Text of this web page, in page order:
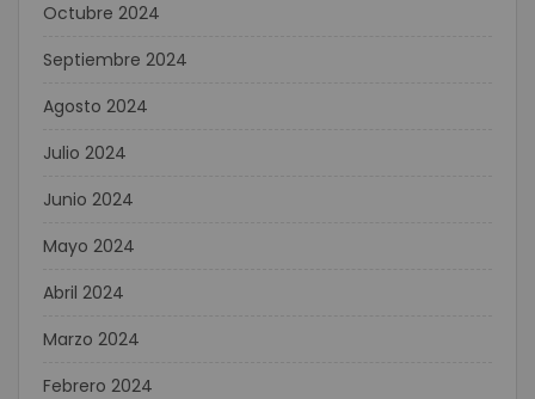
Octubre 2024
Septiembre 2024
Agosto 2024
Julio 2024
Junio 2024
Mayo 2024
Abril 2024
Marzo 2024
Febrero 2024